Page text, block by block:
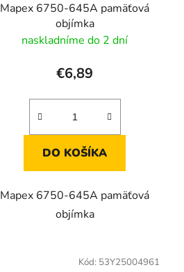
Mapex 6750-645A pamäťová
objímka
naskladníme do 2 dní
€6,89
DO KOŠÍKA
Mapex 6750-645A pamäťová
objímka
Kód: 53Y25004961